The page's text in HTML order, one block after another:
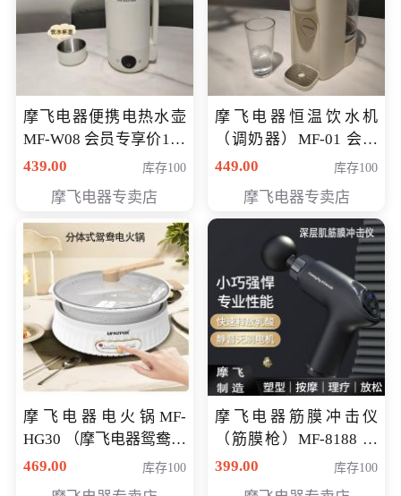
摩飞电器便携电热水壶
MF-W08 会员专享价198
元
439.00 库存100
摩飞电器专卖店
摩飞电器恒温饮水机
（调奶器）MF-01 会员
专享价366元
449.00 库存100
摩飞电器专卖店
摩飞电器电火锅MF-
HG30 （摩飞电器鸳鸯锅
MF-HG30 ） 会员专享价
469.00 库存100
摩飞电器筋膜冲击仪
（筋膜枪）MF-8188 会
员专享价268元
399.00 库存100